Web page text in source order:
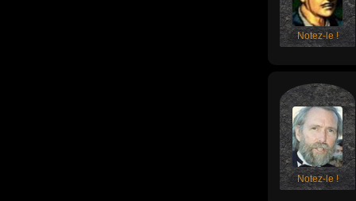
Notez-le !
Notez-le !